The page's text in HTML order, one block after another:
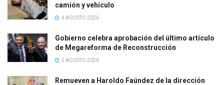
camión y vehículo
4 AGOSTO 2026
Gobierno celebra aprobación del último artículo
de Megareforma de Reconstrucción
5 AGOSTO 2026
Remueven a Haroldo Faúndez de la dirección